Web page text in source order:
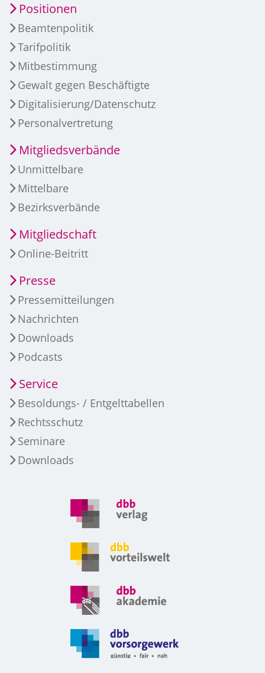
Positionen
Beamtenpolitik
Tarifpolitik
Mitbestimmung
Gewalt gegen Beschäftigte
Digitalisierung/Datenschutz
Personalvertretung
Mitgliedsverbände
Unmittelbare
Mittelbare
Bezirksverbände
Mitgliedschaft
Online-Beitritt
Presse
Pressemitteilungen
Nachrichten
Downloads
Podcasts
Service
Besoldungs- / Entgelttabellen
Rechtsschutz
Seminare
Downloads